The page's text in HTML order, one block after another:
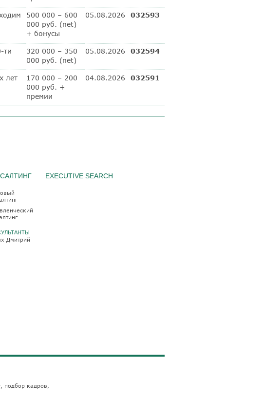
500 000 – 600
000 руб. (net)
+ бонусы
05.08.2026 032593
ти
320 000 – 350
000 руб. (net)
05.08.2026 032594
лет
170 000 – 200
000 руб. +
премии
04.08.2026 032591
Дмитрий
EXECUTIVE SEARCH
подбор кадров,